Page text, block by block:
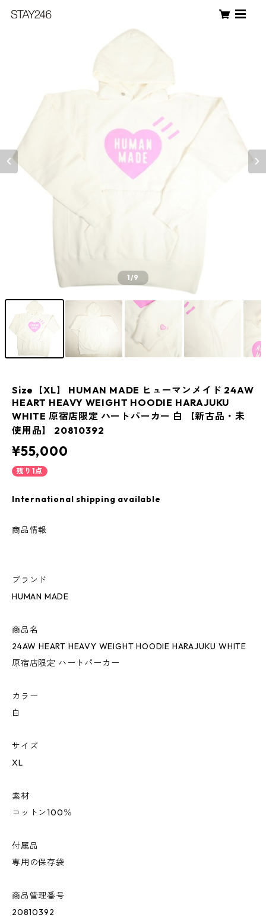
1/9
Size【XL】 HUMAN MADE ヒューマンメイド 24AW
HEART HEAVY WEIGHT HOODIE HARAJUKU
WHITE 原宿店限定 ハートパーカー 白 【新古品・未
使用品】 20810392
¥55,000
残り1点
International shipping available
商品情報
ブランド
HUMAN MADE
商品名
24AW HEART HEAVY WEIGHT HOODIE HARAJUKU WHITE
原宿店限定 ハートパーカー
カラー
白
サイズ
XL
素材
コットン100％
付属品
専用の保存袋
商品管理番号
20810392